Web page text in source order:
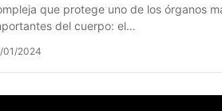
que protege uno de los órganos
del cuerpo: el…
01/2024